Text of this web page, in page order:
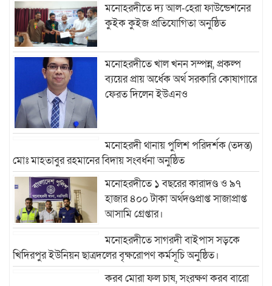
মনোহরদীতে দ্য আল-হেরা ফাউন্ডেশনের
কুইক কুইজ প্রতিযোগিতা অনুষ্ঠিত
মনোহরদীতে খাল খনন সম্পন্ন, প্রকল্প
ব্যয়ের প্রায় অর্ধেক অর্থ সরকারি কোষাগারে
ফেরত দিলেন ইউএনও
মনোহরদী থানায় পুলিশ পরিদর্শক (তদন্ত)
মোঃ মাহতাবুর রহমানের বিদায় সংবর্ধনা অনুষ্ঠিত
মনোহরদীতে ১ বছরের কারাদণ্ড ও ৯৭
হাজার ৪০০ টাকা অর্থদণ্ডপ্রাপ্ত সাজাপ্রাপ্ত
আসামি গ্রেপ্তার।
মনোহরদীতে সাগরদী বাইপাস সড়কে
খিদিরপুর ইউনিয়ন ছাত্রদলের বৃক্ষরোপণ কর্মসূচি অনুষ্ঠিত।
করব মোরা ফল চাষ, সংরক্ষণ করব বারো